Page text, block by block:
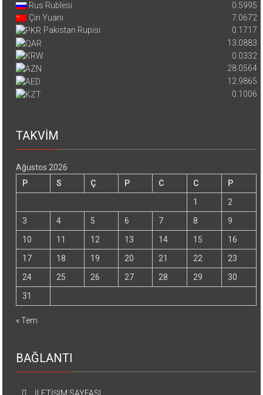
Rus Rublesi
0.5995
Çin Yuanı
7.0672
Pakistan Rupisi
0.1717
13.0883
0.0332
28.0564
12.9865
0.1006
TAKVİM
Ağustos 2026
P
S Ç P C C
P
1
2
3
4 5 6 7 8
9
10
11 12 13 14 15
16
17
18 19 20 21 22
23
24
25 26 27 28 29
30
31
« Tem
BAĞLANTI
İLETİŞİM SAYFASI